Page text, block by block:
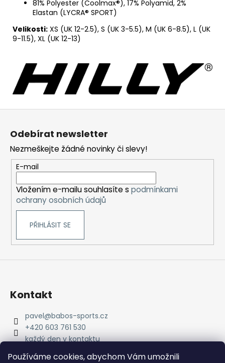
Používáme cookies, abychom Vám umožnili
81% Polyester (Coolmax®), 17% Polyamid, 2%
Elastan (LYCRA® SPORT)
Velikosti: XS (UK 12-2.5), S (UK 3-5.5), M (UK 6-8.5), L (UK
9-11.5), XL (UK 12-13)
Z
Odebírat newsletter
Nezmeškejte žádné novinky či slevy!
E-mail
Vložením e-mailu souhlasíte s podmínkami
ochrany osobních údajů
PŘIHLÁSIT SE
Kontakt
pavel@babos-sports.cz
+420 603 761 530
každý den v kontaktu
pavel.babos.90/